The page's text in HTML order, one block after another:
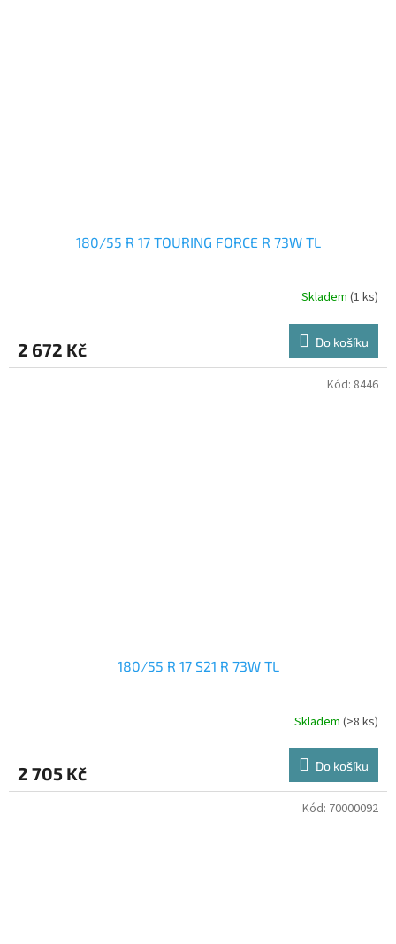
180/55 R 17 TOURING FORCE R 73W TL
Skladem (1 ks)
2 672 Kč Do košíku
180/55 R 17 S21 R 73W TL
Skladem (>8 ks)
2 705 Kč Do košíku
Kód: 8446
Kód: 70000092